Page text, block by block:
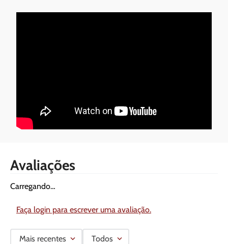
Avaliações
Carregando…
Faça login para escrever uma avaliação.
Mais recentes Todos